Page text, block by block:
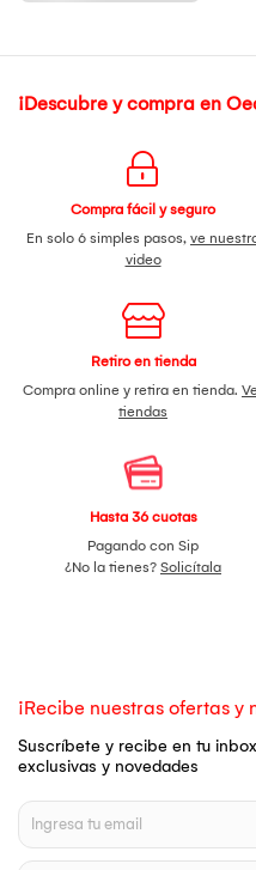
¡Descubre y compra en
Compra fácil y seguro
En solo 6 simples pasos, ve
video
Retiro en tienda
Compra online y retira en tienda.
tiendas
Hasta 36 cuotas
Pagando con Sip
¿No la tienes? Solicítala
¡Recibe nuestras ofertas y
Suscríbete y recibe en tu
exclusivas y novedades